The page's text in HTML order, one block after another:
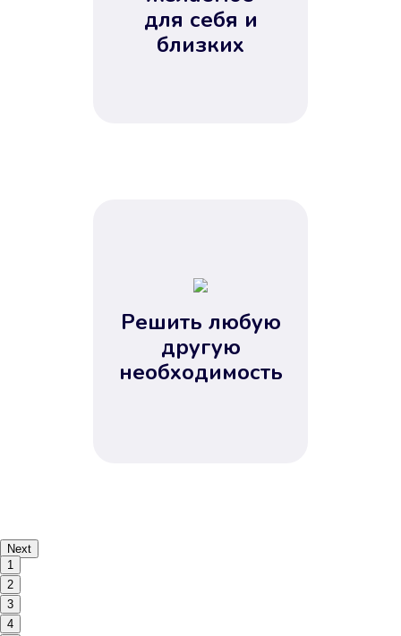
для себя и
близких
Решить любую
другую
необходимость
Next
1
2
3
4